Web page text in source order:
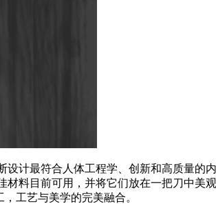
计最符合人体工程学、创新和高质量的
料目前可用，并将它们放在一把刀中美
工艺与美学的完美融合。